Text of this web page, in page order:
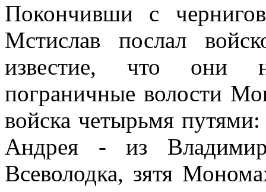
Покончивши с
Мстислав послал
известие, что они
пограничные волости
войска четырьмя
Андрея - из
Всеволодка, зятя